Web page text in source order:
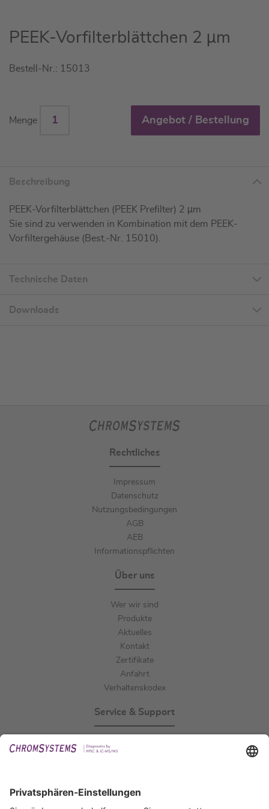
Zum
Anfang
Bildgalerie
PEEK-Vorfilterblättchen 2 µm
Bestell-Nr.: 15013
Menge Angebot / Bestellung
Beschreibung
PEEK-Vorfilterblättchen (PEEK Prefilter) 2 µm
Sie sind zu verwenden in Kombination mit dem PEEK-
Vorfiltergehäuse (Best.-Nr. 15010).
Technische Daten
Downloads
Rechtliches
Impressum
Datenschutz
Nutzungsbedingungen
AGB
AEB
Informationspflichten
Über uns
Wer wir sind
Produkte
Aktuelles
Kontakt
Zertifikate
Anfahrt
Verhaltenskodex
Service & Support
IFU anfordern